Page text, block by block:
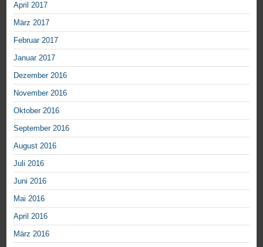
April 2017
März 2017
Februar 2017
Januar 2017
Dezember 2016
November 2016
Oktober 2016
September 2016
August 2016
Juli 2016
Juni 2016
Mai 2016
April 2016
März 2016